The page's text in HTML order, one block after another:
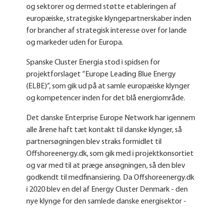
og sektorer og dermed støtte etableringen af
europæiske, strategiske klyngepartnerskaber inden
for brancher af strategisk interesse over for lande
og markeder uden for Europa.
Spanske Cluster Energia stod i spidsen for
projektforslaget ”Europe Leading Blue Energy
(ELBE)”, som gik ud på at samle europæiske klynger
og kompetencer inden for det blå energiområde.
Det danske Enterprise Europe Network har igennem
alle årene haft tæt kontakt til danske klynger, så
partnersøgningen blev straks formidlet til
Offshoreenergy.dk, som gik med i projektkonsortiet
og var med til at præge ansøgningen, så den blev
godkendt til medfinansiering. Da Offshoreenergy.dk
i 2020 blev en del af Energy Cluster Denmark - den
nye klynge for den samlede danske energisektor -